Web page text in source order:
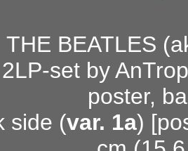
side (var. 1а)